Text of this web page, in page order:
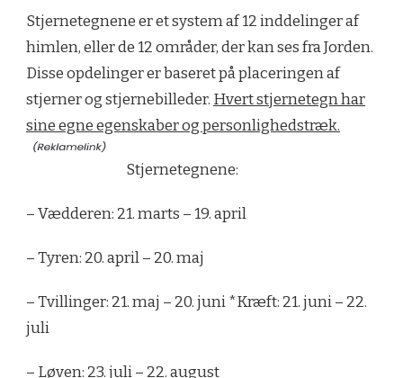
Stjernetegnene er et system af 12 inddelinger af
himlen, eller de 12 områder, der kan ses fra Jorden.
Disse opdelinger er baseret på placeringen af
stjerner og stjernebilleder. Hvert stjernetegn har
sine egne egenskaber og personlighedstræk.
Stjernetegnene:
– Vædderen: 21. marts – 19. april
– Tyren: 20. april – 20. maj
– Tvillinger: 21. maj – 20. juni *Kræft: 21. juni – 22.
juli
– Løven: 23. juli – 22. august